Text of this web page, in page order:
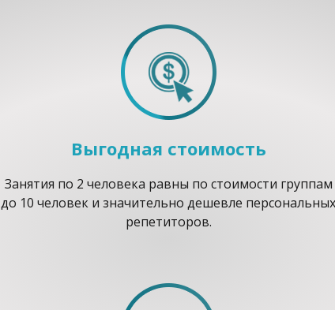
Выгодная стоимость
Занятия по 2 человека равны по стоимости группам
до 10 человек и значительно дешевле персональных
репетиторов.